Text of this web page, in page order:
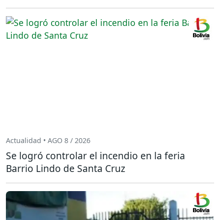
Actualidad • AGO 8 / 2026
Se logró controlar el incendio en la feria
Barrio Lindo de Santa Cruz